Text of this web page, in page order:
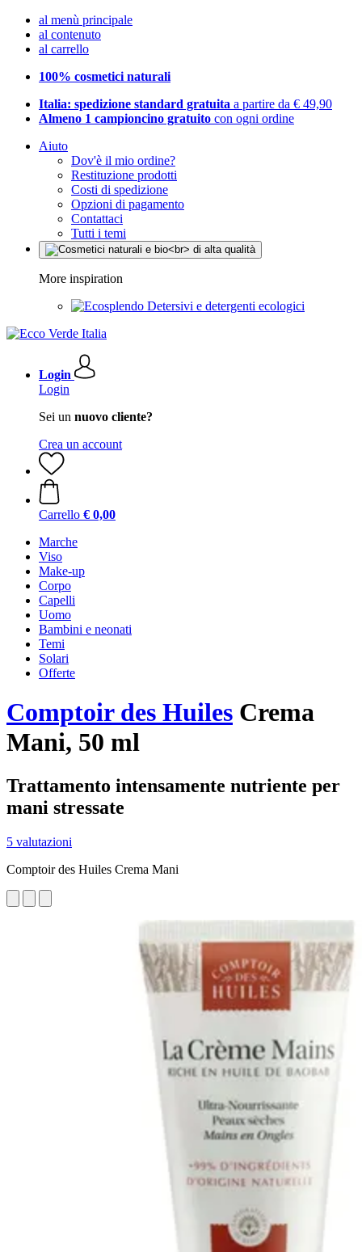
al menù principale
al contenuto
al carrello
100% cosmetici naturali
Italia: spedizione standard gratuita a partire da € 49,90
Almeno 1 campioncino gratuito con ogni ordine
Aiuto
Dov'è il mio ordine?
Restituzione prodotti
Costi di spedizione
Opzioni di pagamento
Contattaci
Tutti i temi
More inspiration
Detersivi e detergenti ecologici
Login
Login
Sei un nuovo cliente?
Crea un account
Carrello € 0,00
Marche
Viso
Make-up
Corpo
Capelli
Uomo
Bambini e neonati
Temi
Solari
Offerte
Comptoir des Huiles Crema
Mani, 50 ml
Trattamento intensamente nutriente per
mani stressate
5 valutazioni
Comptoir des Huiles Crema Mani